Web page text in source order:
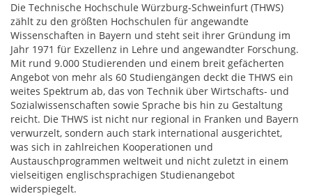
Die Technische Hochschule Würzburg-Schweinfurt (THWS)
zählt zu den größten Hochschulen für angewandte
Wissenschaften in Bayern und steht seit ihrer Gründung im
Jahr 1971 für Exzellenz in Lehre und angewandter Forschung.
Mit rund 9.000 Studierenden und einem breit gefächerten
Angebot von mehr als 60 Studiengängen deckt die THWS ein
weites Spektrum ab, das von Technik über Wirtschafts- und
Sozialwissenschaften sowie Sprache bis hin zu Gestaltung
reicht. Die THWS ist nicht nur regional in Franken und Bayern
verwurzelt, sondern auch stark international ausgerichtet,
was sich in zahlreichen Kooperationen und
Austauschprogrammen weltweit und nicht zuletzt in einem
vielseitigen englischsprachigen Studienangebot
widerspiegelt.